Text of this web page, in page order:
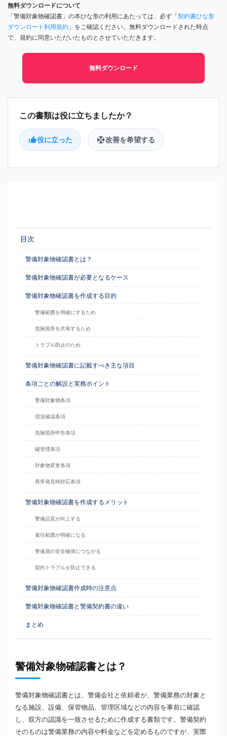
無料ダウンロードについて
「警備対象物確認書」の本ひな形の利用にあたっては、必ず「契約書ひな形
ダウンロード利用規約 」をご確認ください。無料ダウンロードされた時点
で、規約に同意いただいたものとさせていただきます。
無料ダウンロード
役に立った 改善を希望する
目次
警備対象物確認書とは？
警備対象物確認書が必要となるケース
警備対象物確認書を作成する目的
警備範囲を明確にするため
危険箇所を共有するため
トラブル防止のため
警備対象物確認書に記載すべき主な項目
条項ごとの解説と実務ポイント
警備対象物条項
現況確認条項
危険箇所申告条項
鍵管理条項
対象物変更条項
異常発見時対応条項
警備対象物確認書を作成するメリット
警備品質が向上する
責任範囲が明確になる
警備員の安全確保につながる
契約トラブルを防止できる
警備対象物確認書作成時の注意点
警備対象物確認書と警備契約書の違い
まとめ
警備対象物確認書とは？
警備対象物確認書とは、警備会社と依頼者が、警備業務の対象と
なる施設、設備、保管物品、管理区域などの内容を事前に確認
し、双方の認識を一致させるために作成する書類です。警備契約
そのものは警備業務の内容や料金などを定めるものですが、実際